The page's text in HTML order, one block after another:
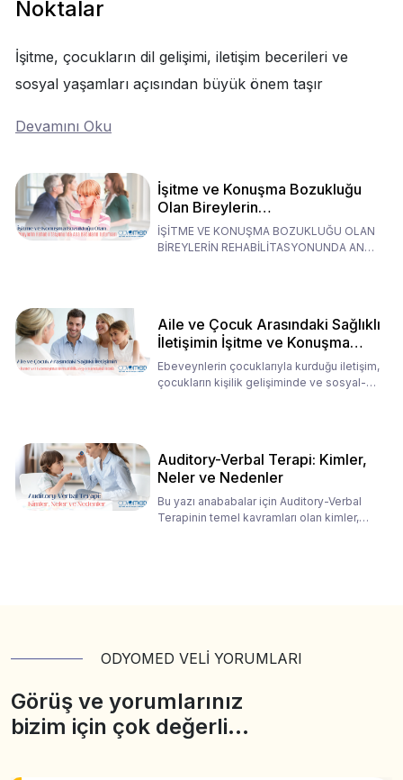
Noktalar
İşitme, çocukların dil gelişimi, iletişim becerileri ve
sosyal yaşamları açısından büyük önem taşır
Devamını Oku
İşitme ve Konuşma Bozukluğu
Olan Bireylerin
Rehabilitasyonunda Ana
Babaların Tutumları
İŞİTME VE KONUŞMA BOZUKLUĞU OLAN
BİREYLERİN REHABİLİTASYONUNDA ANA
Aile ve Çocuk Arasındaki Sağlıklı
İletişimin İşitme ve Konuşma
Rehabilitasyonundaki Rolü
Ebeveynlerin çocuklarıyla kurduğu iletişim,
çocukların kişilik gelişiminde ve sosyal-
Auditory-Verbal Terapi: Kimler,
Neler ve Nedenler
Bu yazı anababalar için Auditory-Verbal
Terapinin temel kavramları olan kimler,
ODYOMED VELİ YORUMLARI
Görüş ve yorumlarınız
bizim için çok değerli…